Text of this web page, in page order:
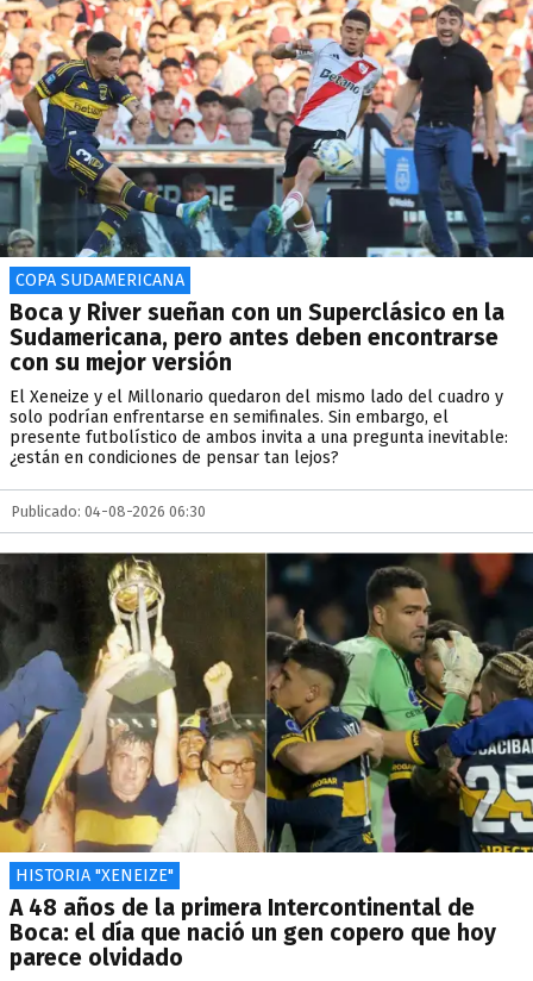
COPA SUDAMERICANA
Boca y River sueñan con un Superclásico en la
Sudamericana, pero antes deben encontrarse
con su mejor versión
El Xeneize y el Millonario quedaron del mismo lado del cuadro y
solo podrían enfrentarse en semifinales. Sin embargo, el
presente futbolístico de ambos invita a una pregunta inevitable:
¿están en condiciones de pensar tan lejos?
Publicado: 04-08-2026 06:30
HISTORIA "XENEIZE"
A 48 años de la primera Intercontinental de
Boca: el día que nació un gen copero que hoy
parece olvidado